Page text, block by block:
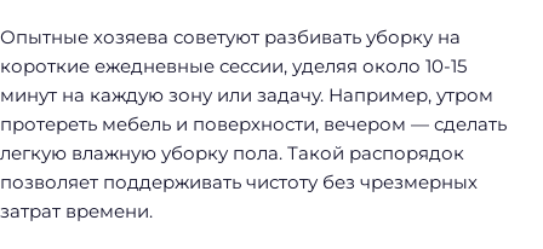
Опытные хозяева советуют разбивать уборку на
короткие ежедневные сессии, уделяя около 10-15
минут на каждую зону или задачу. Например, утром
протереть мебель и поверхности, вечером — сделать
легкую влажную уборку пола. Такой распорядок
позволяет поддерживать чистоту без чрезмерных
затрат времени.